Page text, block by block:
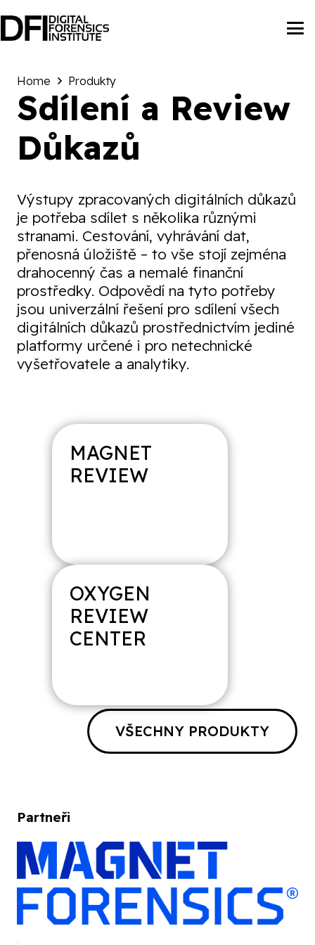
Home Produkty
Sdílení a Review
Důkazů
Výstupy zpracovaných digitálních důkazů
je potřeba sdílet s několika různými
stranami. Cestování, vyhrávání dat,
přenosná úložiště – to vše stojí zejména
drahocenný čas a nemalé finanční
prostředky. Odpovědí na tyto potřeby
jsou univerzální řešení pro sdílení všech
digitálních důkazů prostřednictvím jediné
platformy určené i pro netechnické
vyšetřovatele a analytiky.
MAGNET
REVIEW
MAGNET
AXIOM
OXYGEN
REVIEW
CENTER
VŠECHNY PRODUKTY
Partneři